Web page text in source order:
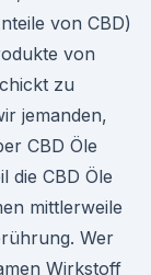
von CBD)
von
zu
jemanden,
CBD Öle
die CBD Öle
mittlerweile
Wer
Wirkstoff